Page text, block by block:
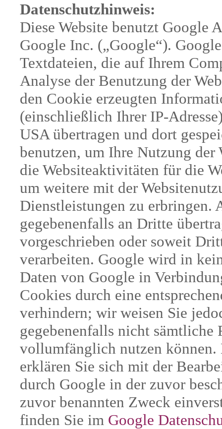
Datenschutzhinweis:
Diese Website benutzt Google
Google Inc. („Google“).
Textdateien, die auf Ihrem
Analyse der Benutzung der
den Cookie erzeugten
(einschließlich Ihrer IP-
USA übertragen und dort
benutzen, um Ihre Nutzung der
die Websiteaktivitäten für die
um weitere mit der
Dienstleistungen zu erbringen.
gegebenenfalls an Dritte
vorgeschrieben oder soweit
verarbeiten. Google wird in
Daten von Google in
Cookies durch eine
verhindern; wir weisen Sie
gegebenenfalls nicht sämtliche
vollumfänglich nutzen können.
erklären Sie sich mit der
durch Google in der zuvor
zuvor benannten Zweck
finden Sie im Google